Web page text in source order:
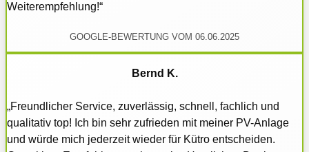
Weiterempfehlung!“
GOOGLE-BEWERTUNG VOM 06.06.2025
Bernd K.
„Freundlicher Service, zuverlässig, schnell, fachlich und
qualitativ top! Ich bin sehr zufrieden mit meiner PV-Anlage
und würde mich jederzeit wieder für Kütro entscheiden.